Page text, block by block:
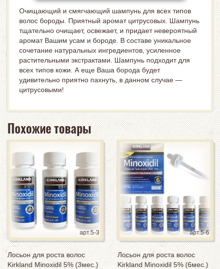
Очищающий и смягчающий шампунь для всех типов
волос бороды. Приятный аромат цитрусовых. Шампунь
тщательно очищает, освежает, и придает невероятный
аромат Вашим усам и бороде. В составе уникальное
сочетание натуральных ингредиентов, усиленное
растительными экстрактами. Шампунь подходит для
всех типов кожи. А еще Ваша борода будет
удивительно приятно пахнуть, в данном случае —
цитрусовыми!
Похожие товары
арт.5-3
Лосьон для роста волос
Kirkland Minoxidil 5% (3мес.)
арт.5-6
Лосьон для роста волос
Kirkland Minoxidil 5% (6мес.)